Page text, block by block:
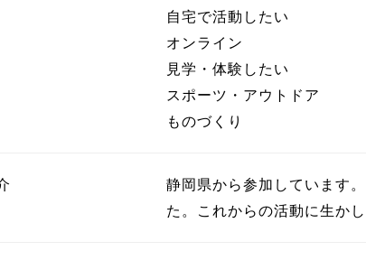
自宅で活動したい
オンライン
見学・体験したい
スポーツ・アウトドア
ものづくり
静岡県から参加しています
た。これからの活動に生か